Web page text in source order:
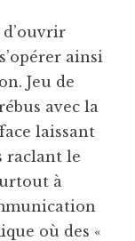
ainsi
Jeu de
avec la
laissant
raclant le
à
où des «